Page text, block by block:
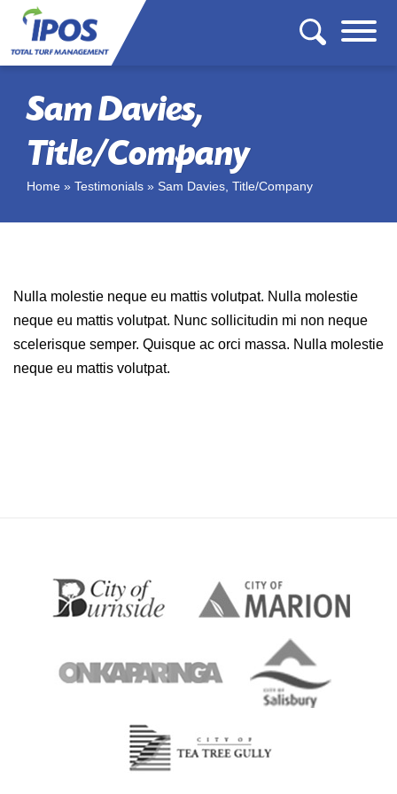
Sam Davies,
Title/Company
Home » Testimonials » Sam Davies, Title/Company
Nulla molestie neque eu mattis volutpat. Nulla molestie
neque eu mattis volutpat. Nunc sollicitudin mi non neque
scelerisque semper. Quisque ac orci massa. Nulla molestie
neque eu mattis volutpat.